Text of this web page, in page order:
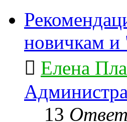
новичкам и
Елена
13